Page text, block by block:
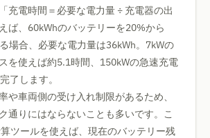
充電時間＝必要な電力量 ÷ 充電器の出
ば、60kWhのバッテリーを20%から
場合、必要な電力量は36kWh。7kWの
を使えば約5.1時間、150kWの急速充電
了します。
や車両側の受け入れ制限があるため、
通りにはならないことも多いです。こ
ツールを使えば、現在のバッテリー残